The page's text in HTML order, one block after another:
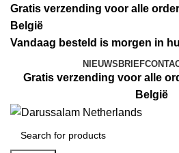
Gratis verzending voor alle
België
Vandaag besteld is morgen in
NIEUWSBRIEF
Gratis verzending voor alle
België